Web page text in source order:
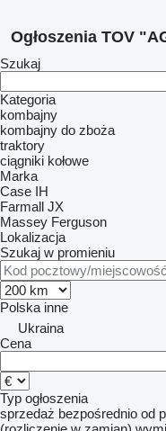
Ogłoszenia TOV
Szukaj
Kategoria
kombajny
kombajny do zboża
traktory
ciągniki kołowe
Marka
Case IH
Farmall JX
Massey Ferguson
Lokalizacja
Szukaj w promieniu
Polska inne
Ukraina
Cena
Typ ogłoszenia
sprzedaż bezpośrednio od